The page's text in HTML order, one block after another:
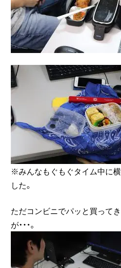
※みんなもぐもぐタイム中に
した。
ただコンビニでパッと買って
が・・・。